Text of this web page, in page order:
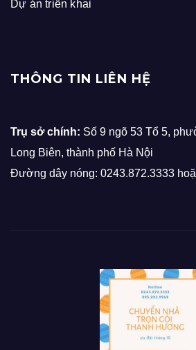
Dự án triển khai
THÔNG TIN LIÊN HỆ
Trụ sở chính: Số 9 ngõ 53 Tổ 5,
Long Biên, thành phố Hà Nội
Đường dây nóng: 0243.872.3333